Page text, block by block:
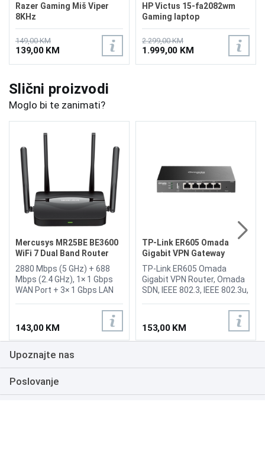
Razer Gaming Miš Viper
8KHz
149,00 KM
139,00 KM
HP Victus 15-fa2082wm
Gaming laptop
B5EQ3UA/24GB
2.299,00 KM
1.999,00 KM
Slični proizvodi
Moglo bi te zanimati?
Mercusys MR25BE BE3600
WiFi 7 Dual Band Router
2880 Mbps (5 GHz) + 688
Mbps (2.4 GHz), 1× 1 Gbps
WAN Port + 3× 1 Gbps LAN
802.11be/ax/ac/a/b/g/n Wi-
143,00 KM
TP-Link ER605 Omada
Gigabit VPN Gateway
Router
TP-Link ER605 Omada
Gigabit VPN Router, Omada
SDN, IEEE 802.3, IEEE 802.3u,
IEEE 802.1Q, TCP/IP, DHCP,
HTTP, HTTPS, DNS, IPSec,
PPTP, L2TP, OpenVPN,
modem podrška), Flash 128
153,00 KM
Upoznajte nas
Poslovanje